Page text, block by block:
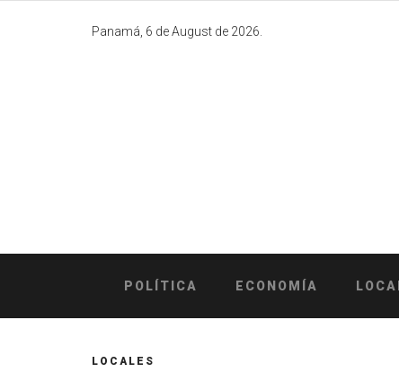
Panamá, 6 de August de 2026.
POLÍTICA ECONOMÍA
LOCALES